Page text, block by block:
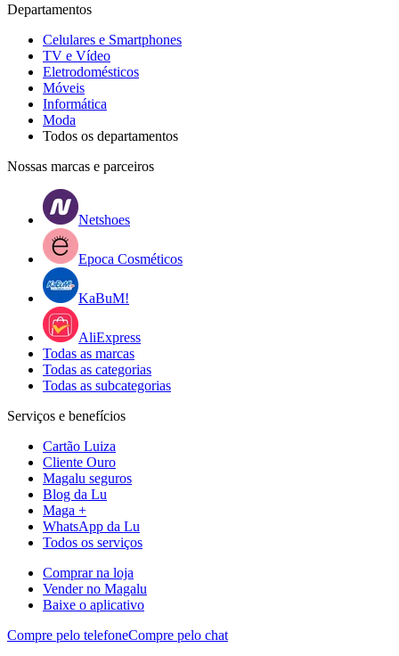
Departamentos
Celulares e Smartphones
TV e Vídeo
Eletrodomésticos
Móveis
Informática
Moda
Todos os departamentos
Nossas marcas e parceiros
Netshoes
Epoca Cosméticos
KaBuM!
AliExpress
Todas as marcas
Todas as categorias
Todas as subcategorias
Serviços e benefícios
Cartão Luiza
Cliente Ouro
Magalu seguros
Blog da Lu
Maga +
WhatsApp da Lu
Todos os serviços
Comprar na loja
Vender no Magalu
Baixe o aplicativo
Compre pelo telefoneCompre pelo chat